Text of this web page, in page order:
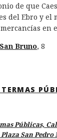
de que
del Ebro y el
en
Bruno, 8